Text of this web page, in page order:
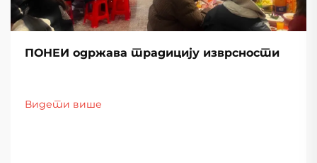
ПОНЕИ одржава традицију изврсности
Видети више